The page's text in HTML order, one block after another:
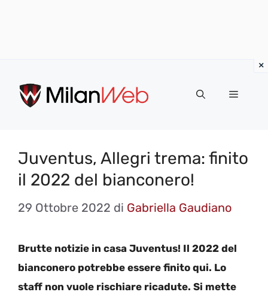
contenuto
MENU
Juventus, Allegri trema: finito
il 2022 del bianconero!
29 Ottobre 2022 di Gabriella Gaudiano
Brutte notizie in casa Juventus! Il 2022 del
bianconero potrebbe essere finito qui. Lo
staff non vuole rischiare ricadute. Si mette